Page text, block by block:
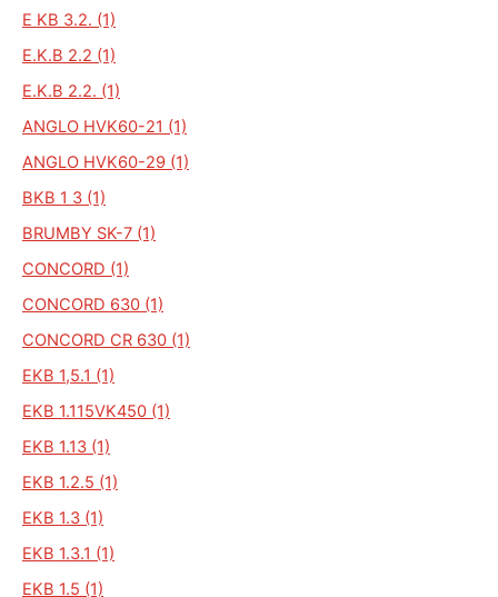
E KB 3.2. (1)
E.K.B 2.2 (1)
E.K.B 2.2. (1)
ANGLO HVK60-21 (1)
ANGLO HVK60-29 (1)
BKB 1 3 (1)
BRUMBY SK-7 (1)
CONCORD (1)
CONCORD 630 (1)
CONCORD CR 630 (1)
EKB 1,5.1 (1)
EKB 1.115VK450 (1)
EKB 1.13 (1)
EKB 1.2.5 (1)
EKB 1.3 (1)
EKB 1.3.1 (1)
EKB 1.5 (1)